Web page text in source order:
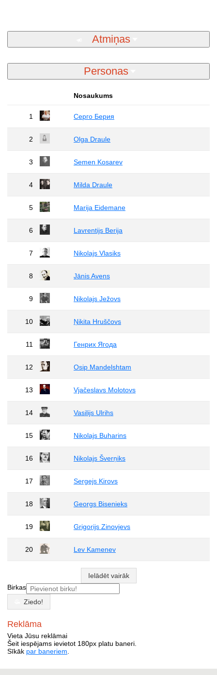
Atmiņas
Personas
Nosaukums
1 Серго Берия
2 Olga Draule
3 Semen Kosarev
4 Milda Draule
5 Marija Eidemane
6 Lavrentijs Berija
7 Nikolajs Vlasiks
8 Jānis Avens
9 Nikolajs Ježovs
10 Ņikita Hruščovs
11 Генрих Ягода
12 Osip Mandelshtam
13 Vjačeslavs Molotovs
14 Vasilijs Ulrihs
15 Nikolajs Buharins
16 Nikolajs Šverņiks
17 Sergejs Kirovs
18 Georgs Bisenieks
19 Grigorijs Zinovjevs
20 Lev Kamenev
Ielādēt vairāk
Birkas
Ziedo!
Reklāma
Vieta Jūsu reklāmai
Šeit iespējams ievietot 180px platu baneri.
Sīkāk par baneriem